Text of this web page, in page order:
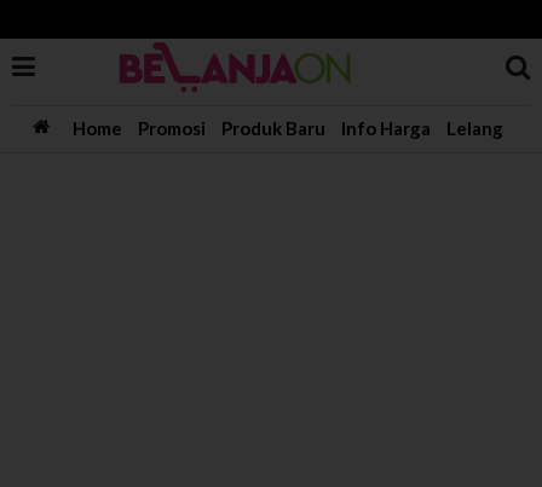
Home Promosi Produk Baru Info Harga Lelang